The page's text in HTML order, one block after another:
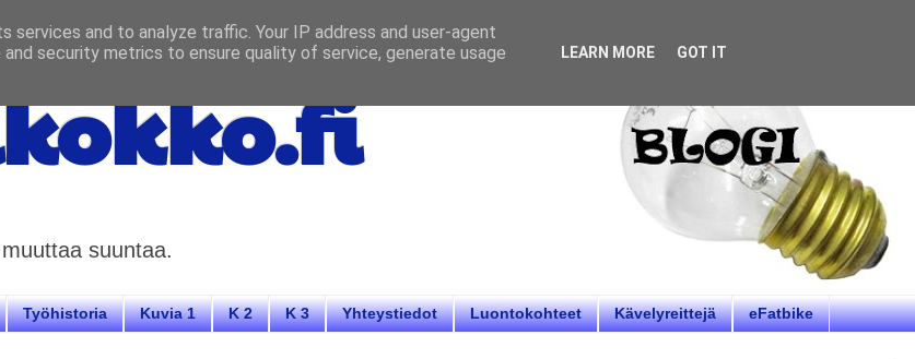
suuntaa.
Työhistoria Kuvia 1 K 2 K 3 Yhteystiedot Luontokohteet Kävelyreittejä eFatbike
and to analyze traffic. Your IP address and user-agent
security metrics to ensure quality of service, generate usage
LEARN MORE GOT IT